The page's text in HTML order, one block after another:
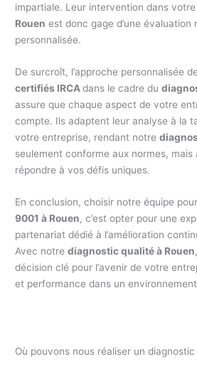
impartiale. Leur intervention dans
Rouen est donc gage d’une évaluation
personnalisée.
De surcroît, l’approche personnalisée
certifiés IRCAdans le cadre du
assure que chaque aspect de votre
compte. Ils adaptent leur analyse à la
votre entreprise, rendant notre
seulement conforme aux normes, mais
répondre à vos défis uniques.
En conclusion, choisir notre équipe
9001 à Rouen, c’est opter pour une
partenariat dédié à l’amélioration
Avec notrediagnostic qualité à Rouen
décision clé pour l’avenir de votre
et performance dans un
Où pouvons nous réaliser un diagnostic